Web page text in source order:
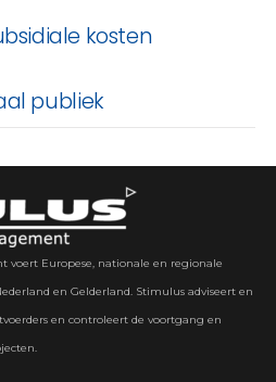
kosten
publiek
Europese, nationale en regionale
en Gelderland. Stimulus adviseert en
en controleert de voortgang en